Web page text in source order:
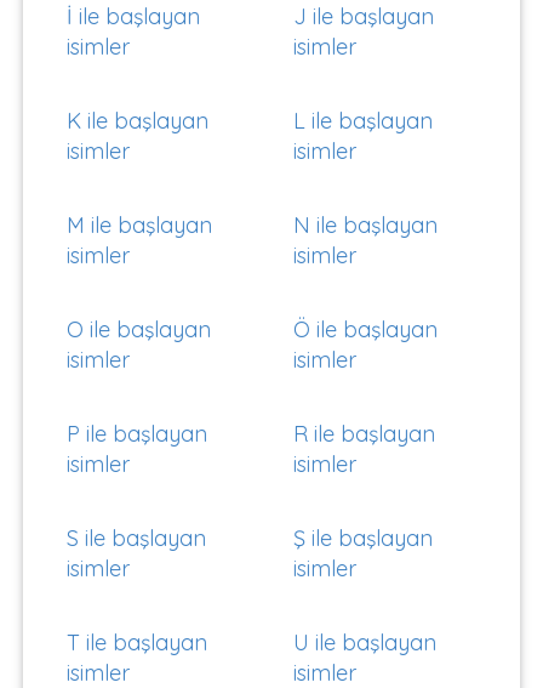
İ ile başlayan
isimler
J ile başlayan
isimler
K ile başlayan
isimler
L ile başlayan
isimler
M ile başlayan
isimler
N ile başlayan
isimler
O ile başlayan
isimler
Ö ile başlayan
isimler
P ile başlayan
isimler
R ile başlayan
isimler
S ile başlayan
isimler
Ş ile başlayan
isimler
T ile başlayan
isimler
U ile başlayan
isimler